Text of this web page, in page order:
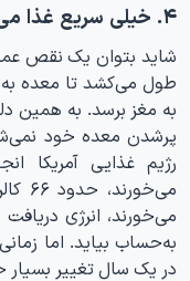
۴. خیلی سریع غذا می‌خورید.
طول می‌کشد تا معده
به مغز برسد. به همین
پرشدن معده خود
رژیم غذایی آمریکا
به‌حساب بیاید. اما
در یک سال تغییر بسیار